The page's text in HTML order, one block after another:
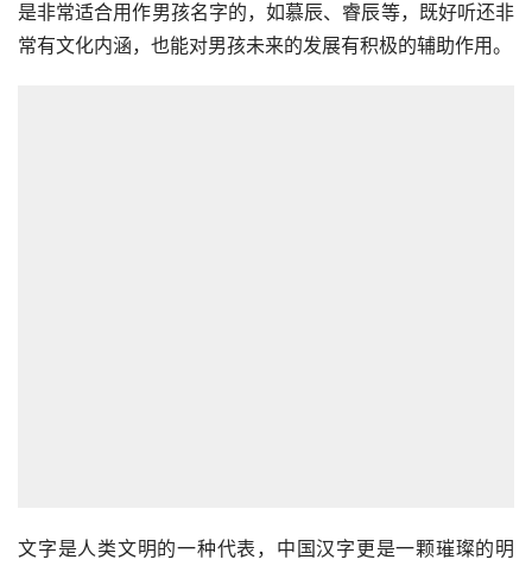
是非常适合用作男孩名字的，如慕辰、睿辰等，既好听还非
常有文化内涵，也能对男孩未来的发展有积极的辅助作用。
文字是人类文明的一种代表，中国汉字更是一颗璀璨的明